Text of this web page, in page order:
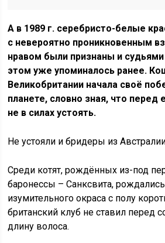
А в 1989 г. серебристо-белые
с невероятно проникновенным
нравом были признаны и судьями
этом уже упоминалось ранее.
Великобритании начала своё
планете, словно зная, что перед
не в силах устоять.
Не устояли и бридеры из
Среди котят, рождённых из-под
баронессы – Санксвита,
изумительного окраса с полу
британский клуб не ставил перед
длину волоса.